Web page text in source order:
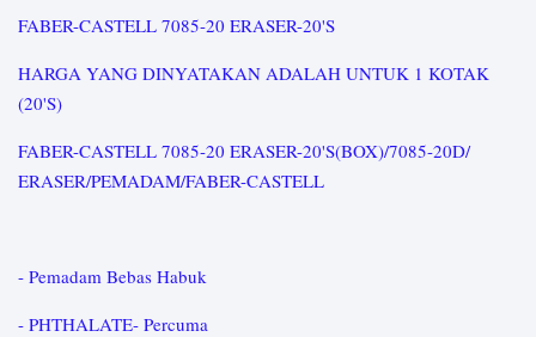
FABER-CASTELL 7085-20 ERASER-20'S
HARGA YANG DINYATAKAN ADALAH UNTUK 1 KOTAK
(20'S)
FABER-CASTELL 7085-20 ERASER-20'S(BOX)/7085-20D/
ERASER/PEMADAM/FABER-CASTELL
- Pemadam Bebas Habuk
- PHTHALATE- Percuma